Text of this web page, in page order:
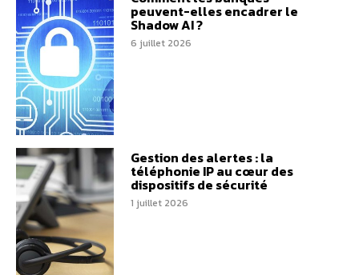
peuvent-elles encadrer le
Shadow AI ?
6 juillet 2026
Gestion des alertes : la
téléphonie IP au cœur des
dispositifs de sécurité
1 juillet 2026